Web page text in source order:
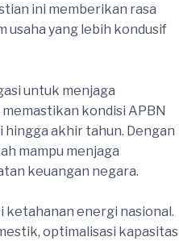
ini memberikan rasa
usaha yang lebih kondusif
untuk menjaga
kondisi APBN
akhir tahun. Dengan
mampu menjaga
keuangan negara.
ketahanan energi nasional.
optimalisasi kapasitas